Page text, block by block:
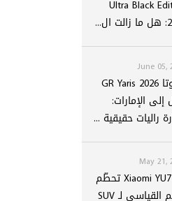
Ultra Black
June 05,
تويوتا GR Yaris 2026
الإمارات:
راليات حقيقية ...
May 21,
Xiaomi YU7 GT تحطّم
الرقم القياسي لـ SUV